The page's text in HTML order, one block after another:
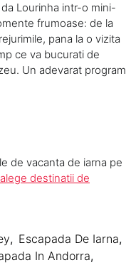
Lourinha intr-o mini-
frumoase: de la
pana la o vizita
ce va bucurati de
Un adevarat program
de vacanta de iarna pe
alege destinatii de
, Escapada De Iarna,
In Andorra,